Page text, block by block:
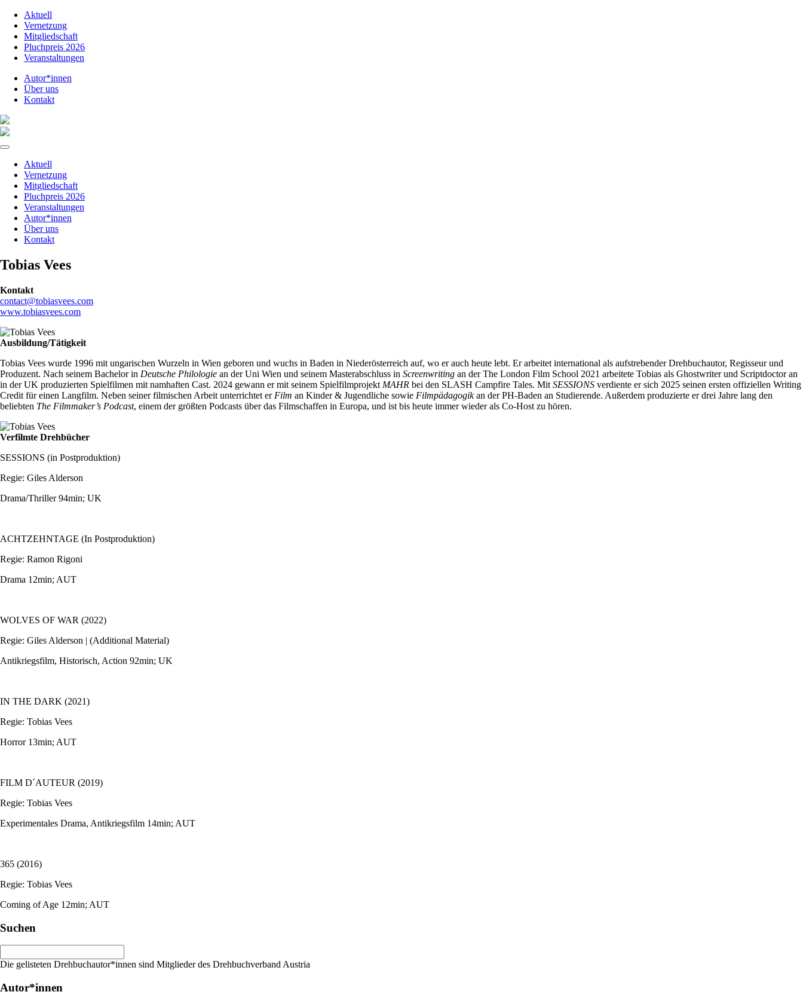
Aktuell
Vernetzung
Mitgliedschaft
Pluchpreis 2026
Veranstaltungen
Autor*innen
Über uns
Kontakt
Aktuell
Vernetzung
Mitgliedschaft
Pluchpreis 2026
Veranstaltungen
Autor*innen
Über uns
Kontakt
Tobias Vees
Kontakt
contact@tobiasvees.com
www.tobiasvees.com
Ausbildung/Tätigkeit
Tobias Vees wurde 1996 mit ungarischen Wurzeln in Wien geboren und wuchs in Baden in Niederösterreich auf, wo er auch heute lebt. Er arbeitet international als aufstrebender Drehbuchautor, Regisseur und
Produzent. Nach seinem Bachelor in Deutsche Philologie an der Uni Wien und seinem Masterabschluss in Screenwriting an der The London Film School 2021 arbeitete Tobias als Ghostwriter und Scriptdoctor an
in der UK produzierten Spielfilmen mit namhaften Cast. 2024 gewann er mit seinem Spielfilmprojekt MAHR bei den SLASH Campfire Tales. Mit SESSIONS verdiente er sich 2025 seinen ersten offiziellen Writing
Credit für einen Langfilm. Neben seiner filmischen Arbeit unterrichtet er Film an Kinder & Jugendliche sowie Filmpädagogikan der PH-Baden an Studierende. Außerdem produzierte er drei Jahre lang den
beliebten The Filmmaker’s Podcast, einem der größten Podcasts über das Filmschaffen in Europa, und ist bis heute immer wieder als Co-Host zu hören.
Verfilmte Drehbücher
SESSIONS (in Postproduktion)
Regie: Giles Alderson
Drama/Thriller 94min; UK
ACHTZEHNTAGE (In Postproduktion)
Regie: Ramon Rigoni
Drama 12min; AUT
WOLVES OF WAR (2022)
Regie: Giles Alderson | (Additional Material)
Antikriegsfilm, Historisch, Action 92min; UK
IN THE DARK (2021)
Regie: Tobias Vees
Horror 13min; AUT
FILM D´AUTEUR (2019)
Regie: Tobias Vees
Experimentales Drama, Antikriegsfilm 14min; AUT
365 (2016)
Regie: Tobias Vees
Coming of Age 12min; AUT
Suchen
Die gelisteten Drehbuchautor*innen sind Mitglieder des Drehbuchverband Austria
Autor*innen